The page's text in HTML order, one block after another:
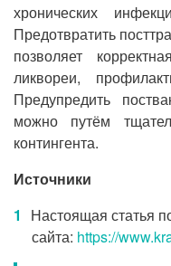
хронических
Предотвратить
позволяет
ликвореи,
Предупредить
можно путём
контингента.
Источники
Настоящая статья
сайта: https://